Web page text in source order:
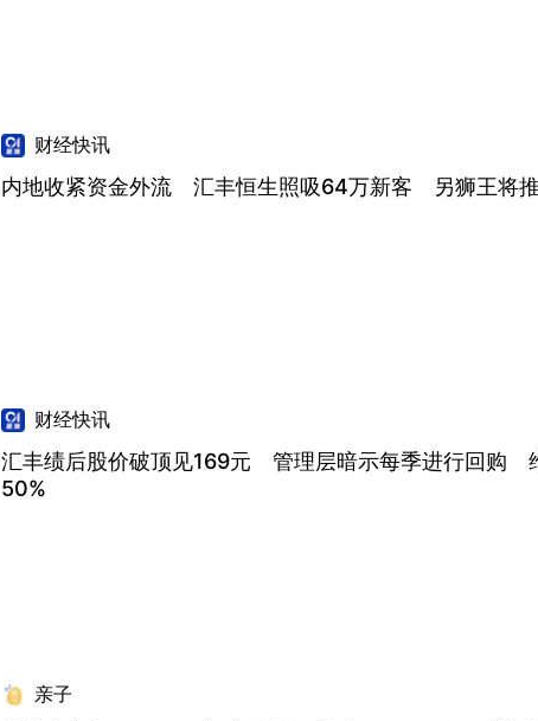
财经快讯
内地收紧资金外流 汇丰恒生照吸64万新客 另狮王将
财经快讯
汇丰绩后股价破顶见169元 管理层暗示每季进行回购
50%
亲子